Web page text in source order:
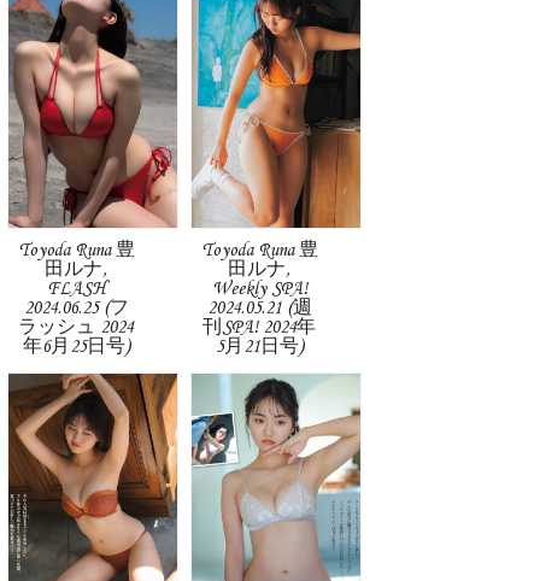
Toyoda Runa 豊
田ルナ,
FLASH
2024.06.25 (フ
ラッシュ 2024
年6月25日号)
Toyoda Runa 豊
田ルナ,
Weekly SPA!
2024.05.21 (週
刊SPA! 2024年
5月21日号)